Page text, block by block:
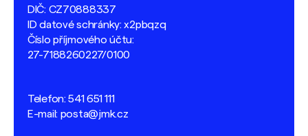
DIČ: CZ70888337
ID datové schránky: x2pbqzq
Číslo příjmového účtu:
27-7188260227/0100
Telefon:541 651 111
E-mail: posta@jmk.cz